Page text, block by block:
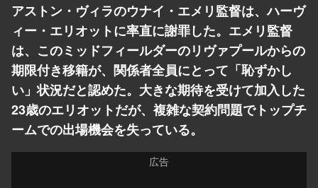
アストン・ヴィラのウナイ・エメリ監督は、ハーヴ
ィー・エリオットに率直に謝罪した。エメリ監督
は、このミッドフィールダーのリヴァプールからの
期限付き移籍が、関係者全員にとって「恥ずかし
い」状況だと認めた。大きな期待を受けて加入した
23歳のエリオットだが、複雑な契約問題でトップチ
ームでの出場機会を失っている。